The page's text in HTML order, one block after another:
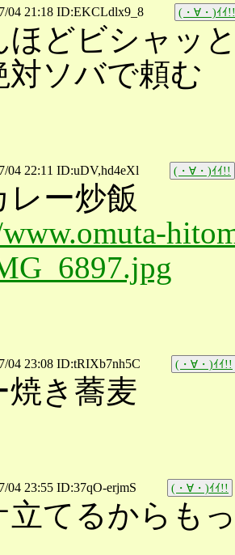
04 21:18 ID:EKCLdlx9_8 (・∀・)ｲｲ!!
ほどビシャッ
対ソバで頼む
04 22:11 ID:uDV,hd4eXl (・∀・)ｲｲ!!
レー炒飯
04 23:08 ID:tRIXb7nh5C (・∀・)ｲｲ!!
焼き蕎麦
04 23:55 ID:37qO-erjmS (・∀・)ｲｲ!!
立てるからも